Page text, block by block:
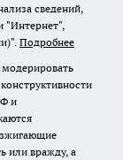
сведений,
"Интернет",
Подробнее
и
или вражду, а